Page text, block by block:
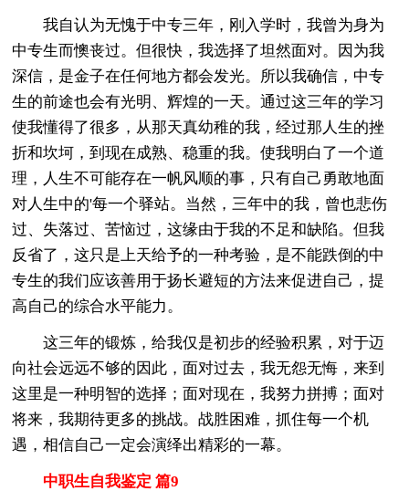
我自认为无愧于中专三年，刚入学时，我曾为身为
中专生而懊丧过。但很快，我选择了坦然面对。因为我
深信，是金子在任何地方都会发光。所以我确信，中专
生的前途也会有光明、辉煌的一天。通过这三年的学习
使我懂得了很多，从那天真幼稚的我，经过那人生的挫
折和坎坷，到现在成熟、稳重的我。使我明白了一个道
理，人生不可能存在一帆风顺的事，只有自己勇敢地面
对人生中的'每一个驿站。当然，三年中的我，曾也悲伤
过、失落过、苦恼过，这缘由于我的不足和缺陷。但我
反省了，这只是上天给予的一种考验，是不能跌倒的中
专生的我们应该善用于扬长避短的方法来促进自己，提
高自己的综合水平能力。
这三年的锻炼，给我仅是初步的经验积累，对于迈
向社会远远不够的因此，面对过去，我无怨无悔，来到
这里是一种明智的选择；面对现在，我努力拼搏；面对
将来，我期待更多的挑战。战胜困难，抓住每一个机
遇，相信自己一定会演绎出精彩的一幕。
中职生自我鉴定 篇9